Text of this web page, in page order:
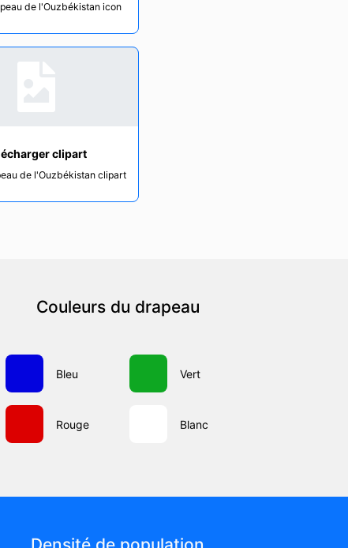
de l'Ouzbékistan icon
clipart
de l'Ouzbékistan clipart
Couleurs du drapeau
Bleu Vert
Rouge Blanc